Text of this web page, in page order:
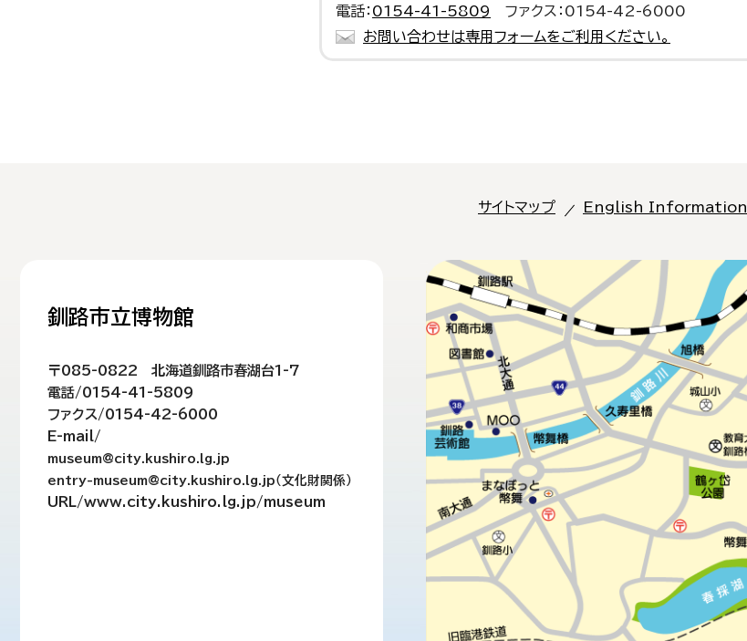
電話： 0154-41-5809
ファクス：0154-42-6000
お問い合わせは専用フォームをご利用ください。
サイトマップ English Information
釧路市立博物館
〒085-0822 北海道釧路市春湖台1-7
電話/0154-41-5809
ファクス/0154-42-6000
E-mail/
museum@city.kushiro.lg.jp
entry-museum@city.kushiro.lg.jp（文化財関係）
URL/www.city.kushiro.lg.jp/museum